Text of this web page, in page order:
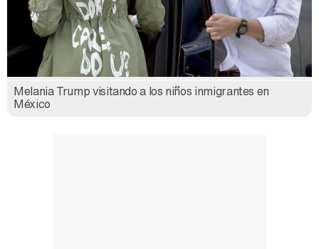
Melania Trump visitando a los niños inmigrantes en
México